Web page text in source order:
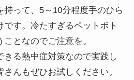
持って、5～10分程度手のひら
です。冷たすぎるペットボト
となのでご注意を。
る熱中症対策なので実践し
んもぜひお試しください。